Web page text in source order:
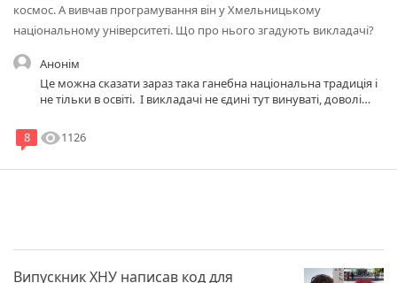
космос. А вивчав програмування він у Хмельницькому
національному університеті. Що про нього згадують викладачі?
Анонім
Це можна сказати зараз така ганебна національна традиція і
не тільки в освіті. І викладачі не єдині тут винуваті, доволі
протистояти цьому. Але більшість батьків і самі студенти
завжди готові не вчитися і всунути копійки, щоб обійти
8 visibility1126
Випускник ХНУ написав код для